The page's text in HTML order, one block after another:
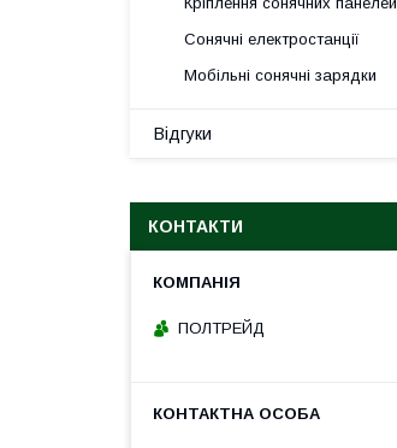
Сонячні електростанції
Мобільні сонячні зарядки
Відгуки
КОНТАКТИ
ПОЛТРЕЙД